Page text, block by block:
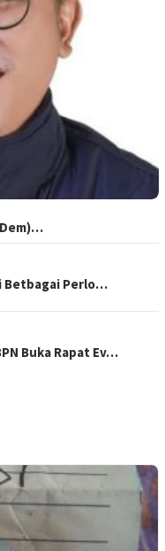
Betbagai Perlo…
Buka Rapat Ev…